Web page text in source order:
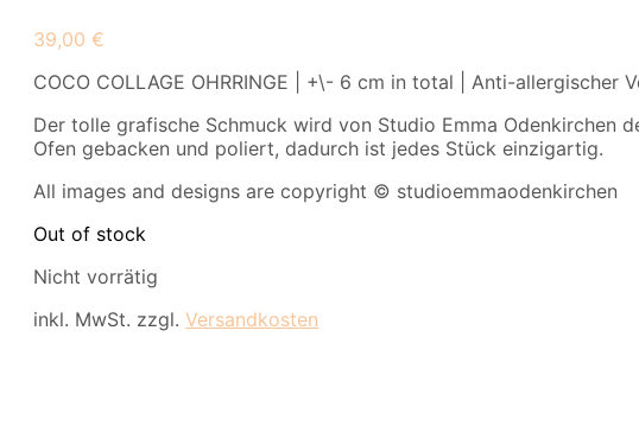
39,00 €
COCO COLLAGE OHRRINGE | +\- 6 cm in total | Anti-allergischer
Der tolle grafische Schmuck wird von Studio Emma Odenkirchen
Ofen gebacken und poliert, dadurch ist jedes Stück einzigartig.
All images and designs are copyright © studioemmaodenkirchen
Out of stock
Nicht vorrätig
inkl. MwSt. zzgl. Versandkosten